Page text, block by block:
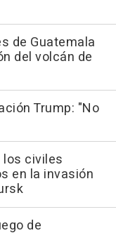
de Guatemala
del volcán de
Trump: "No
los civiles
en la invasión
de